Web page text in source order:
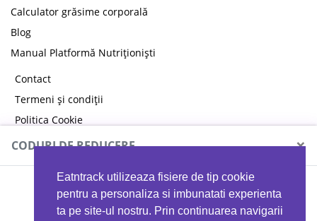
Eatntrack utilizeaza fisiere de tip cookie
pentru a personaliza si imbunatati experienta
ta pe site-ul nostru. Prin continuarea navigarii
Calculator grăsime corporală
Blog
Manual Platformă Nutriționiști
Contact
Termeni și condiții
Politica Cookie
Politica de confidențialitate
CODURI DE REDUCERE ×
MYPROTEIN